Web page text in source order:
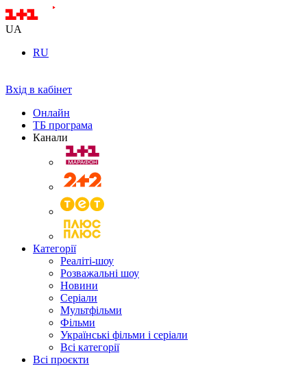
UA
RU
Вхід в кабінет
Онлайн
ТБ програма
Канали
Категорії
Реаліті-шоу
Розважальні шоу
Новини
Серіали
Мультфільми
Фільми
Українські фільми і серіали
Всі категорії
Всі проєкти